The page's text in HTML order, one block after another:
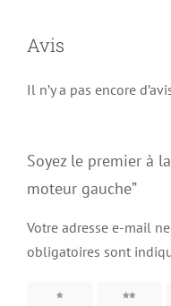
Avis
Il n’y a pas encore
Soyez le premier à
moteur gauche”
Votre adresse e-mail
obligatoires sont
1 étoile
2 étoiles